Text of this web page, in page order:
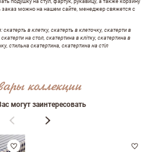
подушку на стул, фартук, рукавицу, а также корзину
можно на нашем сайте, менеджер свяжется с
в клетку, скатерть в клеточку, скатерти в
на стол, скатертина в клітку, скатертина в
стильна скатертина, скатертина на стіл
коллекции
могут заинтересовать